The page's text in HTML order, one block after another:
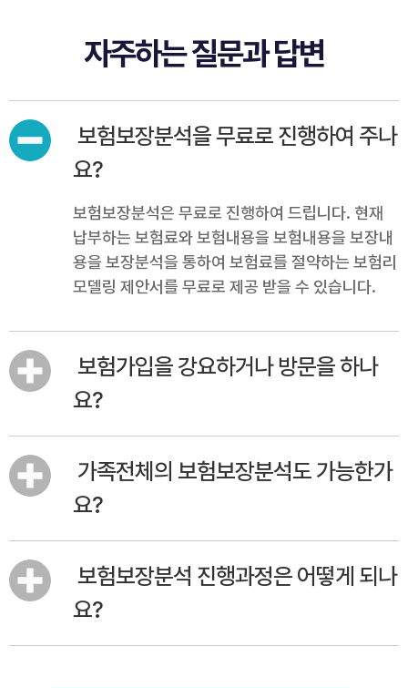
자주하는 질문과 답변
보험보장분석을 무료로 진행하여 주나
요?
보험보장분석은 무료로 진행하여 드립니다. 현재
납부하는 보험료와 보험내용을 보험내용을 보장내
용을 보장분석을 통하여 보험료를 절약하는 보험리
모델링 제안서를 무료로 제공 받을 수 있습니다.
보험가입을 강요하거나 방문을 하나
요?
가족전체의 보험보장분석도 가능한가
요?
보험보장분석 진행과정은 어떻게 되나
요?